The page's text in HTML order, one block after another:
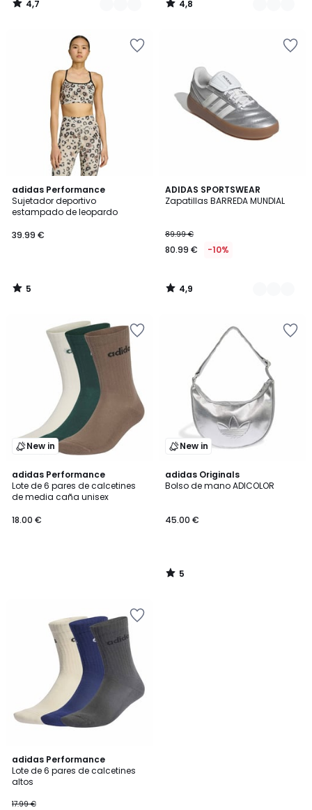
4,7
/
4,8
/
adidas Performance
Sujetador deportivo
estampado de leopardo
39.99 €
5
/
5
5
/
ADIDAS SPORTSWEAR
Zapatillas BARREDA MUNDIAL
89.99 €
80.99 € -10%
4,9
/ 5
2
Colores
4,9
/
New in
adidas Performance
Lote de 6 pares de calcetines
de media caña unisex
18.00 €
New in
adidas Originals
Bolso de mano ADICOLOR
45.00 €
5
/
5
/
adidas Performance
Lote de 6 pares de calcetines
altos
17.99 €
4,7
/ 5